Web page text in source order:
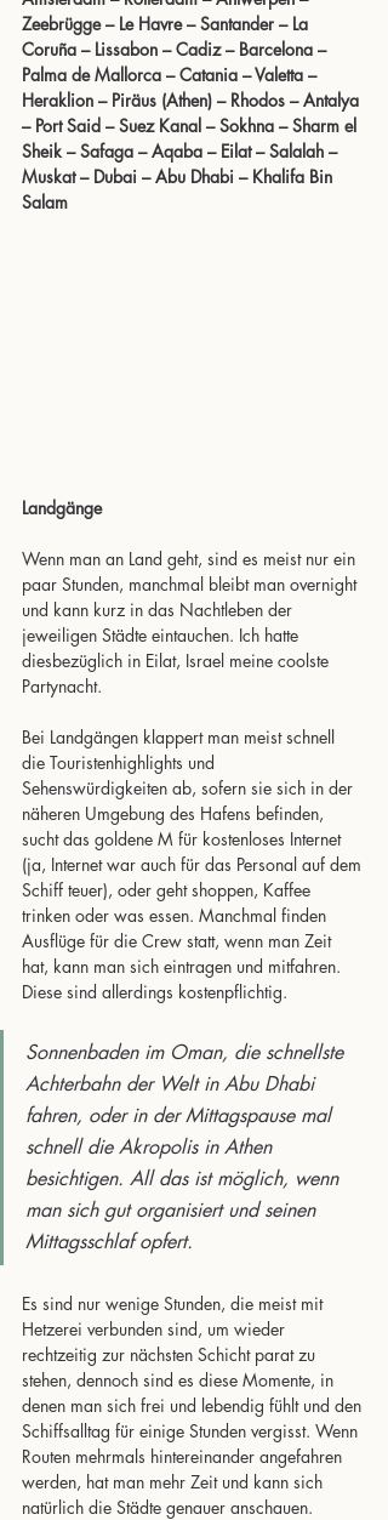
Zeebrügge – Le Havre – Santander – La
Coruña – Lissabon – Cadiz – Barcelona –
Palma de Mallorca – Catania – Valetta –
Heraklion – Piräus (Athen) – Rhodos – Antalya
– Port Said – Suez Kanal – Sokhna – Sharm el
Sheik – Safaga – Aqaba – Eilat – Salalah –
Muskat – Dubai – Abu Dhabi – Khalifa Bin
Salam
Landgänge
Wenn man an Land geht, sind es meist nur ein
paar Stunden, manchmal bleibt man overnight
und kann kurz in das Nachtleben der
jeweiligen Städte eintauchen. Ich hatte
diesbezüglich in Eilat, Israel meine coolste
Partynacht.
Bei Landgängen klappert man meist schnell
die Touristenhighlights und
Sehenswürdigkeiten ab, sofern sie sich in der
näheren Umgebung des Hafens befinden,
sucht das goldene M für kostenloses Internet
(ja, Internet war auch für das Personal auf dem
Schiff teuer), oder geht shoppen, Kaffee
trinken oder was essen. Manchmal finden
Ausflüge für die Crew statt, wenn man Zeit
hat, kann man sich eintragen und mitfahren.
Diese sind allerdings kostenpflichtig.
Sonnenbaden im Oman, die schnellste
Achterbahn der Welt in Abu Dhabi
fahren, oder in der Mittagspause mal
schnell die Akropolis in Athen
besichtigen. All das ist möglich, wenn
man sich gut organisiert und seinen
Mittagsschlaf opfert.
Es sind nur wenige Stunden, die meist mit
Hetzerei verbunden sind, um wieder
rechtzeitig zur nächsten Schicht parat zu
stehen, dennoch sind es diese Momente, in
denen man sich frei und lebendig fühlt und den
Schiffsalltag für einige Stunden vergisst. Wenn
Routen mehrmals hintereinander angefahren
werden, hat man mehr Zeit und kann sich
natürlich die Städte genauer anschauen.